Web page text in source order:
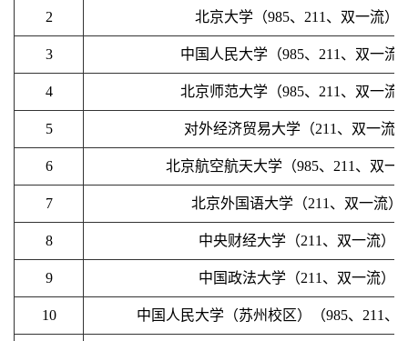
2 北京大学（985、211、双一流）
3 中国人民大学（985、211、双一流
4 北京师范大学（985、211、双一流
5 对外经济贸易大学（211、双一流
6 北京航空航天大学（985、211、双一
7 北京外国语大学（211、双一流）
8 中央财经大学（211、双一流）
9 中国政法大学（211、双一流）
10 中国人民大学（苏州校区）（985、211、